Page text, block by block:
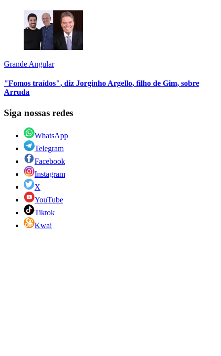
Grande Angular
"Fomos traídos", diz Jorginho Argello, filho de Gim, sobre
Arruda
Siga nossas redes
WhatsApp
Telegram
Facebook
Instagram
X
YouTube
Tiktok
Kwai